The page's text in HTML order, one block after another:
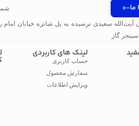
آیت‌الله سعیدی نرسیده به پل‌ شاتره خیابان امام
گاز
لینک های کاربردی
حساب کاربری
سفارش محصول
ویرایش اطلاعات